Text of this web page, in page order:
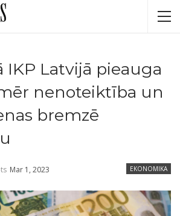
IKP Latvijā pieauga
nenoteiktība un
bremzē
EKONOMIKA
Mar 1, 2023